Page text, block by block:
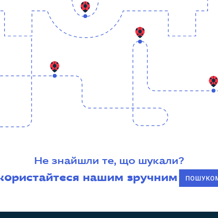
Не знайшли те, що шукали?
нашим зручним